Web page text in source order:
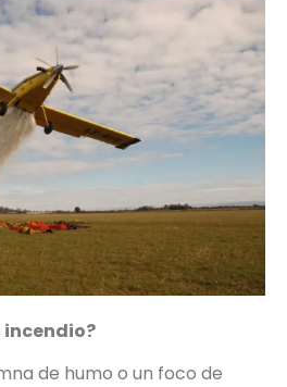
incendio?
de humo o un foco de